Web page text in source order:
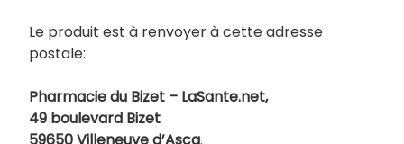
Le produit est à renvoyer à cette adresse
postale:
Pharmacie du Bizet – LaSante.net,
49 boulevard Bizet